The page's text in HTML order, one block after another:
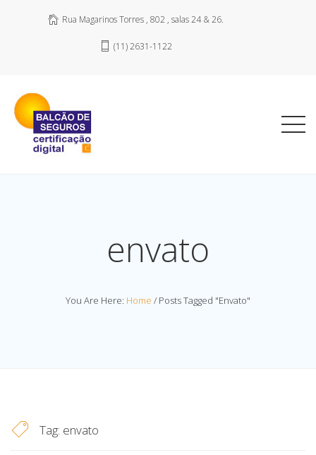
Rua Magarinos Torres , 802 , salas 24 & 26.
(11) 2631-1122
envato
You Are Here: Home / Posts Tagged "envato"
Tag: envato